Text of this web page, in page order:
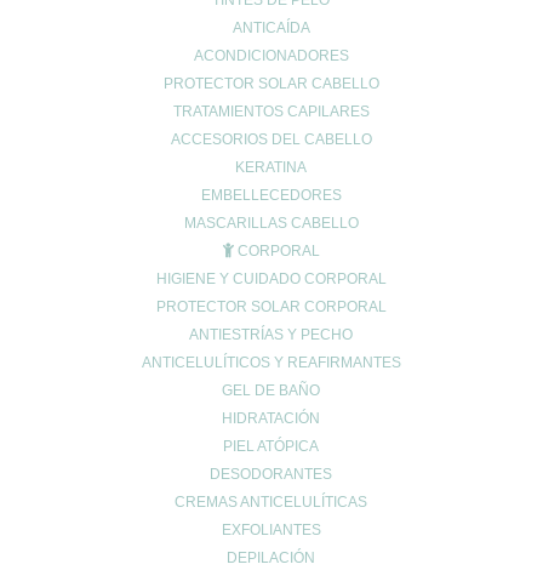
ANTICAÍDA
ACONDICIONADORES
PROTECTOR SOLAR CABELLO
TRATAMIENTOS CAPILARES
ACCESORIOS DEL CABELLO
KERATINA
EMBELLECEDORES
MASCARILLAS CABELLO
CORPORAL
HIGIENE Y CUIDADO CORPORAL
PROTECTOR SOLAR CORPORAL
ANTIESTRÍAS Y PECHO
ANTICELULÍTICOS Y REAFIRMANTES
GEL DE BAÑO
HIDRATACIÓN
PIEL ATÓPICA
DESODORANTES
CREMAS ANTICELULÍTICAS
EXFOLIANTES
DEPILACIÓN
El otoño es la época del año en la que más acusamos la caída
de nuestros cabellos entran en su última fase de crecimiento, y
por lo tanto terminan su ciclo vital. Los estragos del verano
también influyen en...
Buscar
ANTIMOSQUITOS
descuentos black friday